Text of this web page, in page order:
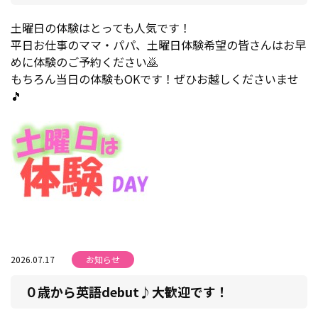
土曜日の体験はとっても人気です！
平日お仕事のママ・パパ、土曜日体験希望の皆さんはお早
めに体験のご予約ください🙇
もちろん当日の体験もOKです！ぜひお越しくださいませ
🎵
2026.07.17 お知らせ
０歳から英語debut♪大歓迎です！